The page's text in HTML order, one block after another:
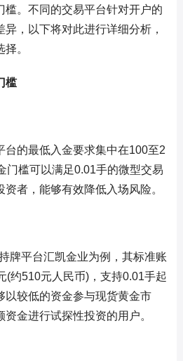
槛。不同的交易平台针对开户的
，以下将对此进行详细分析，
。
槛
台的最低入金要求集中在100至2
门槛可以满足0.01手的微型交易
者，能够有效降低入场风险。
牌平台汇凯金业为例，其标准账
(约510元人民币)，支持0.01手起
以较低的资金参与现货黄金市
金进行试探性投资的用户。